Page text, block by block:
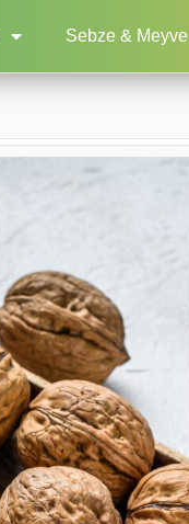
Sebze & Meyve